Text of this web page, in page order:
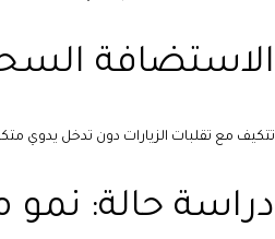
الاستضافة
تتكيف مع تقلبات الزيارات دون تدخل يدوي
دراسة حالة: نمو